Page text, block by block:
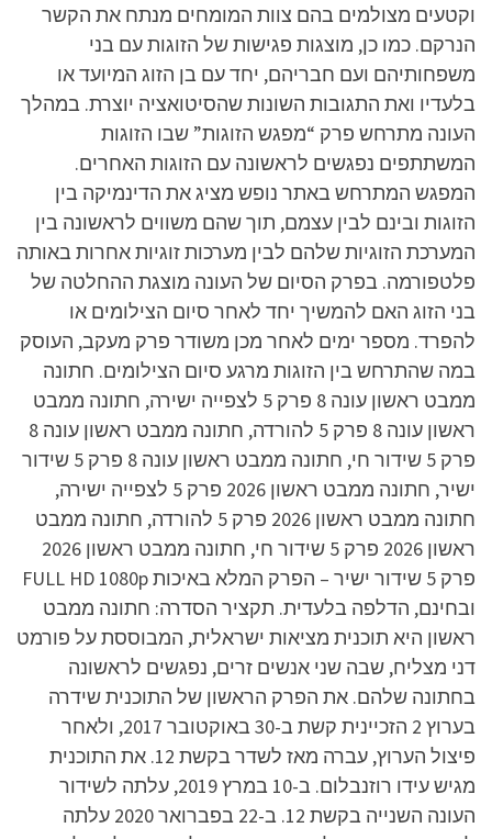
וקטעים מצולמים בהם צוות המומחים מנתח את הקשר
הנרקם. כמו כן, מוצגות פגישות של הזוגות עם בני
משפחותיהם ועם חבריהם, יחד עם בן הזוג המיועד או
בלעדיו ואת התגובות השונות שהסיטואציה יוצרת. במהלך
העונה מתרחש פרק “מפגש הזוגות” שבו הזוגות
המשתתפים נפגשים לראשונה עם הזוגות האחרים.
המפגש המתרחש באתר נופש מציג את הדינמיקה בין
הזוגות ובינם לבין עצמם, תוך שהם משווים לראשונה בין
המערכת הזוגיות שלהם לבין מערכות זוגיות אחרות באותה
פלטפורמה. בפרק הסיום של העונה מוצגת ההחלטה של
בני הזוג האם להמשיך יחד לאחר סיום הצילומים או
להפרד. מספר ימים לאחר מכן משודר פרק מעקב, העוסק
במה שהתרחש בין הזוגות מרגע סיום הצילומים. חתונה
ממבט ראשון עונה 8 פרק 5 לצפייה ישירה, חתונה ממבט
ראשון עונה 8 פרק 5 להורדה, חתונה ממבט ראשון עונה 8
פרק 5 שידור חי, חתונה ממבט ראשון עונה 8 פרק 5 שידור
ישיר, חתונה ממבט ראשון 2026 פרק 5 לצפייה ישירה,
חתונה ממבט ראשון 2026 פרק 5 להורדה, חתונה ממבט
ראשון 2026 פרק 5 שידור חי, חתונה ממבט ראשון 2026
פרק 5 שידור ישיר – הפרק המלא באיכות FULL HD 1080p
ובחינם, הדלפה בלעדית. תקציר הסדרה: חתונה ממבט
ראשון היא תוכנית מציאות ישראלית, המבוססת על פורמט
דני מצליח, שבה שני אנשים זרים, נפגשים לראשונה
בחתונה שלהם. את הפרק הראשון של התוכנית שידרה
בערוץ 2 הזכיינית קשת ב-30 באוקטובר 2017, ולאחר
פיצול הערוץ, עברה מאז לשדר בקשת 12. את התוכנית
מגיש עידו רוזנבלום. ב-10 במרץ 2019, עלתה לשידור
העונה השנייה בקשת 12. ב-22 בפברואר 2020 עלתה